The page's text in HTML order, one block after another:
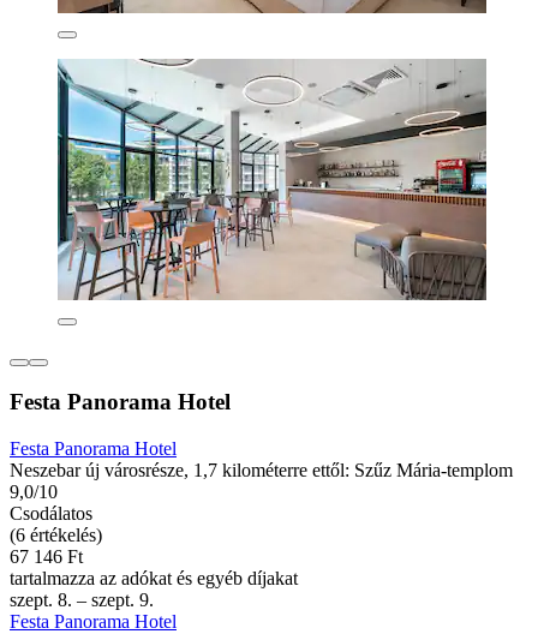
Festa Panorama Hotel
Festa Panorama Hotel
Neszebar új városrésze, 1,7 kilométerre ettől: Szűz Mária-templom
9,0/10
Csodálatos
(6 értékelés)
67 146 Ft
tartalmazza az adókat és egyéb díjakat
szept. 8. – szept. 9.
Festa Panorama Hotel